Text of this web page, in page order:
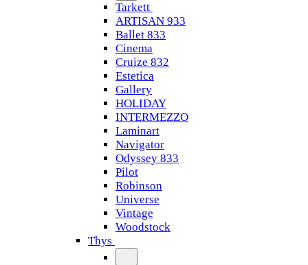
Tarkett
ARTISAN 933
Ballet 833
Cinema
Cruize 832
Estetica
Gallery
HOLIDAY
INTERMEZZO
Laminart
Navigator
Odyssey 833
Pilot
Robinson
Universe
Vintage
Woodstock
Thys